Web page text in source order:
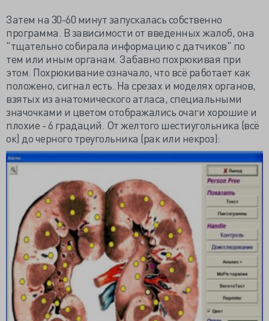
Затем на 30-60 минут запускалась собственно
программа. В зависимости от введенных жалоб, она
"тщательно собирала информацию с датчиков" по
тем или иным органам. Забавно похрюкивая при
этом. Похрюкивание означало, что всё работает как
положено, сигнал есть. На срезах и моделях органов,
взятых из анатомического атласа, специальными
значочками и цветом отображались очаги хорошие и
плохие - 6 градаций. От желтого шестиугольника (всё
ок) до черного треугольника (рак или некроз):